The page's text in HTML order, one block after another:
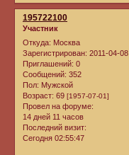
195722100
Участник
Откуда: Москва
Зарегистрирован: 2011-04-08
Приглашений: 0
Сообщений: 352
Пол: Мужской
Возраст: 69 [1957-07-01]
Провел на форуме:
14 дней 11 часов
Последний визит:
Сегодня 02:55:47